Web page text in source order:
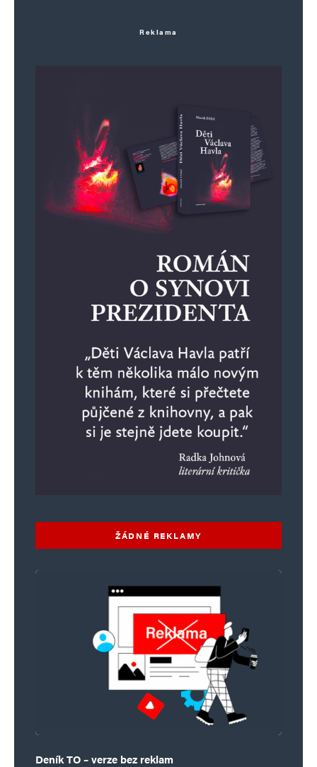
Reklama
ŽÁDNÉ REKLAMY
Deník TO – verze bez reklam